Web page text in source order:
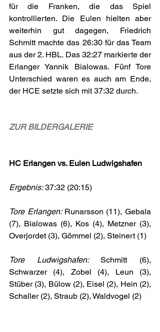
für die Franken, die das Spiel
kontrollierten. Die Eulen hielten aber
weiterhin gut dagegen, Friedrich
Schmitt machte das 26:30 für das Team
aus der 2. HBL. Das 32:27 markierte der
Erlanger Yannik Bialowas. Fünf Tore
Unterschied waren es auch am Ende,
der HCE setzte sich mit 37:32 durch.
ZUR BILDERGALERIE
HC Erlangen vs. Eulen Ludwigshafen
Ergebnis: 37:32 (20:15)
Tore Erlangen: Runarsson (11), Gebala
(7), Bialowas (6), Kos (4), Metzner (3),
Overjordet (3), Gömmel (2), Steinert (1)
Tore Ludwigshafen: Schmitt (6),
Schwarzer (4), Zobel (4), Leun (3),
Stüber (3), Bülow (2), Eisel (2), Hein (2),
Schaller (2), Straub (2), Waldvogel (2)